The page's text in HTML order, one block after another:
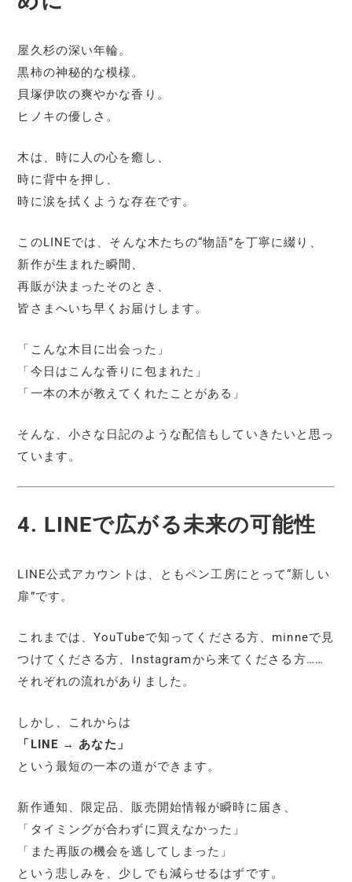
屋久杉の深い年輪。
黒柿の神秘的な模様。
貝塚伊吹の爽やかな香り。
ヒノキの優しさ。
木は、時に人の心を癒し、
時に背中を押し、
時に涙を拭くような存在です。
このLINEでは、そんな木たちの“物語”を丁寧に綴り、
新作が生まれた瞬間、
再販が決まったそのとき、
皆さまへいち早くお届けします。
「こんな木目に出会った」
「今日はこんな香りに包まれた」
「一本の木が教えてくれたことがある」
そんな、小さな日記のような配信もしていきたいと思っ
ています。
4. LINEで広がる未来の可能性
LINE公式アカウントは、ともペン工房にとって“新しい
扉”です。
これまでは、YouTubeで知ってくださる方、minneで見
つけてくださる方、Instagramから来てくださる方……
それぞれの流れがありました。
しかし、これからは
「LINE → あなた」
という最短の一本の道ができます。
新作通知、限定品、販売開始情報が瞬時に届き、
「タイミングが合わずに買えなかった」
「また再販の機会を逃してしまった」
という悲しみを、少しでも減らせるはずです。